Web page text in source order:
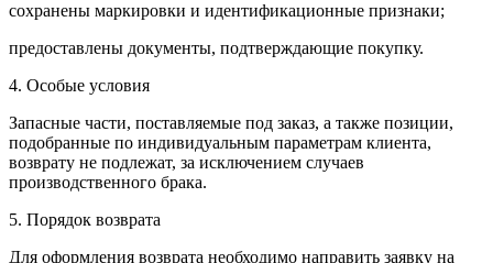
сохранены маркировки и идентификационные признаки;
предоставлены документы, подтверждающие покупку.
4. Особые условия
Запасные части, поставляемые под заказ, а также позиции,
подобранные по индивидуальным параметрам клиента,
возврату не подлежат, за исключением случаев
производственного брака.
5. Порядок возврата
Для оформления возврата необходимо направить заявку на